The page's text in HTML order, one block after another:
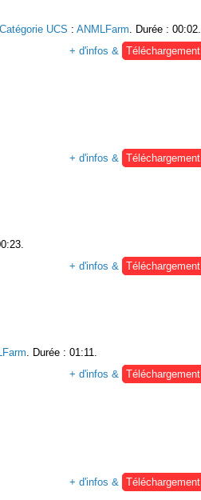
Catégorie UCS : ANMLFarm . Durée : 00:02.
+ d'infos &
Téléchargement
+ d'infos & Téléchargement
+ d'infos & Téléchargement
. Durée : 01:11.
+ d'infos & Téléchargement
+ d'infos &
Téléchargement